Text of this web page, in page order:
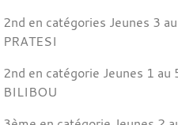
2nd en catégories Jeunes 3
PRATESI
2nd en catégorie Jeunes 1
BILIBOU